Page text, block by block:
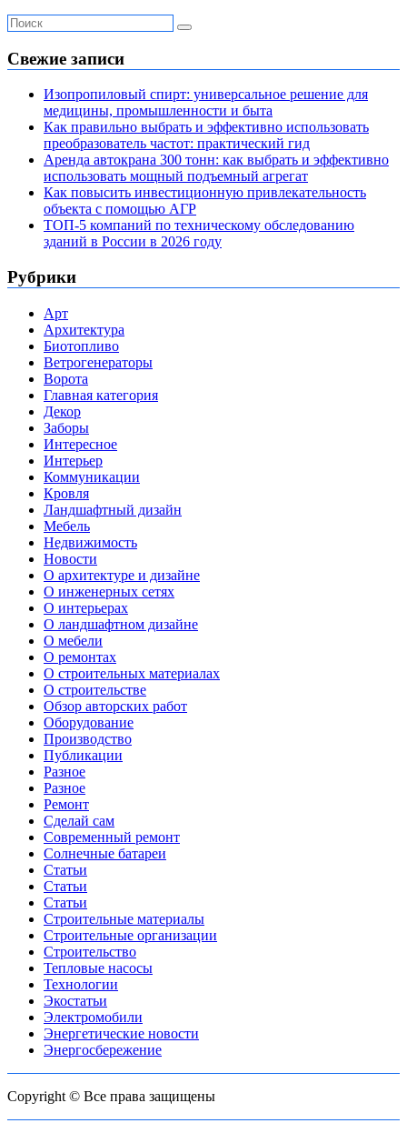
Свежие записи
Изопропиловый спирт: универсальное решение для
медицины, промышленности и быта
Как правильно выбрать и эффективно использовать
преобразователь частот: практический гид
Аренда автокрана 300 тонн: как выбрать и эффективно
использовать мощный подъемный агрегат
Как повысить инвестиционную привлекательность
объекта с помощью АГР
ТОП-5 компаний по техническому обследованию
зданий в России в 2026 году
Рубрики
Арт
Архитектура
Биотопливо
Ветрогенераторы
Ворота
Главная категория
Декор
Заборы
Интересное
Интерьер
Коммуникации
Кровля
Ландшафтный дизайн
Мебель
Недвижимость
Новости
О архитектуре и дизайне
О инженерных сетях
О интерьерах
О ландшафтном дизайне
О мебели
О ремонтах
О строительных материалах
О строительстве
Обзор авторских работ
Оборудование
Производство
Публикации
Разное
Разное
Ремонт
Сделай сам
Современный ремонт
Солнечные батареи
Статьи
Статьи
Статьи
Строительные материалы
Строительные организации
Строительство
Тепловые насосы
Технологии
Экостатьи
Электромобили
Энергетические новости
Энергосбережение
Copyright © Все права защищены